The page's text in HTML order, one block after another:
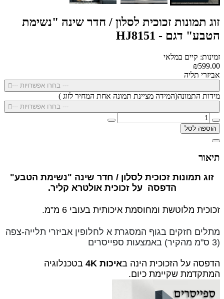
זוג תמונות זכוכית לסלון / חדר שינה "נשימת
הטבע" דגם - HJ8151
זמינות: קיים במלאי
₪599.00
אביזרי תליה
--- בחרו אפשרויות ---
מידות התמונה(המידה מציינת תמונה אחת המחיר לזוג )
--- בחרו אפשרויות ---
הוספה לסל
תיאור
זוג תמונות זכוכית לסלון / חדר שינה "נשימת הטבע"
הדפסה על זכוכית אולטרא קליר.
זכוכית מלוטשת ומחוסמת איכותית בעובי 6 מ”מ.
מתלים חזקים בגוף המסגרת א לחלופין אביזרי תלייה-צפה
(3 ס"מ מהקיר) באמצעות ספייסרים
הדפסה על הזכוכית הינה באיכות 4K
בטכנלוגיה
המתקדמת שקיימת כיום.